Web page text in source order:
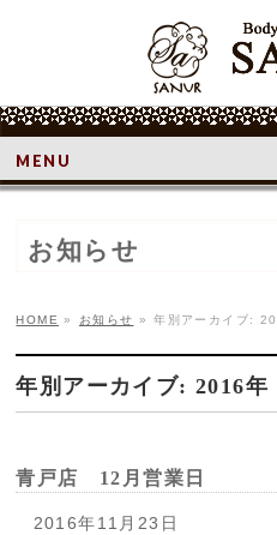
MENU
お知らせ
HOME » お知らせ » 年別アーカイブ:
年別アーカイブ: 2016年
青戸店 12月営業日
2016年11月23日